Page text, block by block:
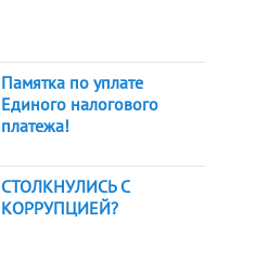
Памятка по уплате
Единого налогового
платежа!
СТОЛКНУЛИСЬ С
КОРРУПЦИЕЙ?